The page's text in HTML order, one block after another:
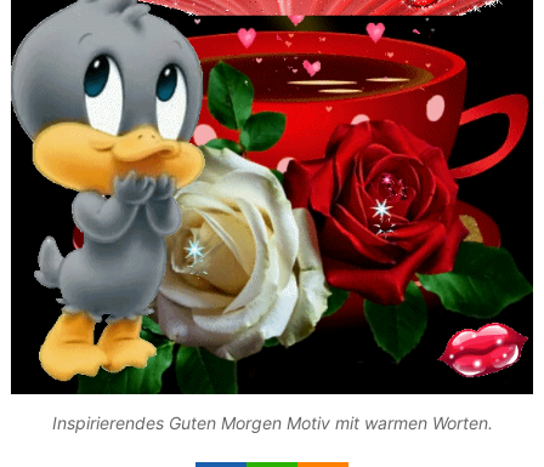
Inspirierendes Guten Morgen Motiv mit warmen Worten.